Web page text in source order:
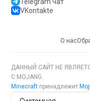
VKontakte
О нас
ДАННЫЙ САЙТ НЕ
С MOJANG.
Minecraft принадлежит